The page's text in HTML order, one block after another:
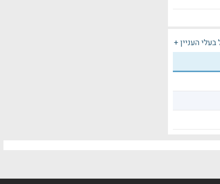
בעלי העניין +